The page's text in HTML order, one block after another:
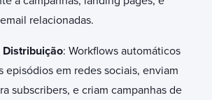
relacionadas.
: Workflows automáticos
episódios em redes sociais, enviam
subscribers, e criam campanhas de